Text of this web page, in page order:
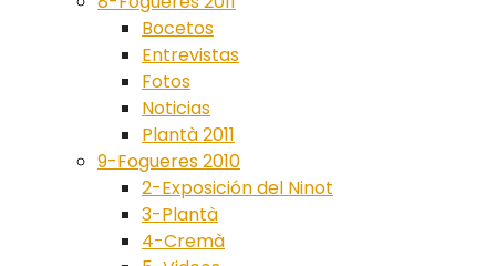
Bocetos
Entrevistas
Fotos
Noticias
Plantà 2011
9-Fogueres 2010
2-Exposición del Ninot
3-Plantà
4-Cremà